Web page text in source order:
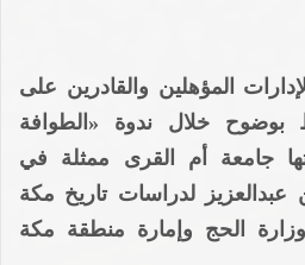
المؤهلين والقادرين على
بوضوح خلال ندوة «الطوافة
جامعة أم القرى ممثلة في
لدراسات تاريخ مكة
الحج وإمارة منطقة مكة